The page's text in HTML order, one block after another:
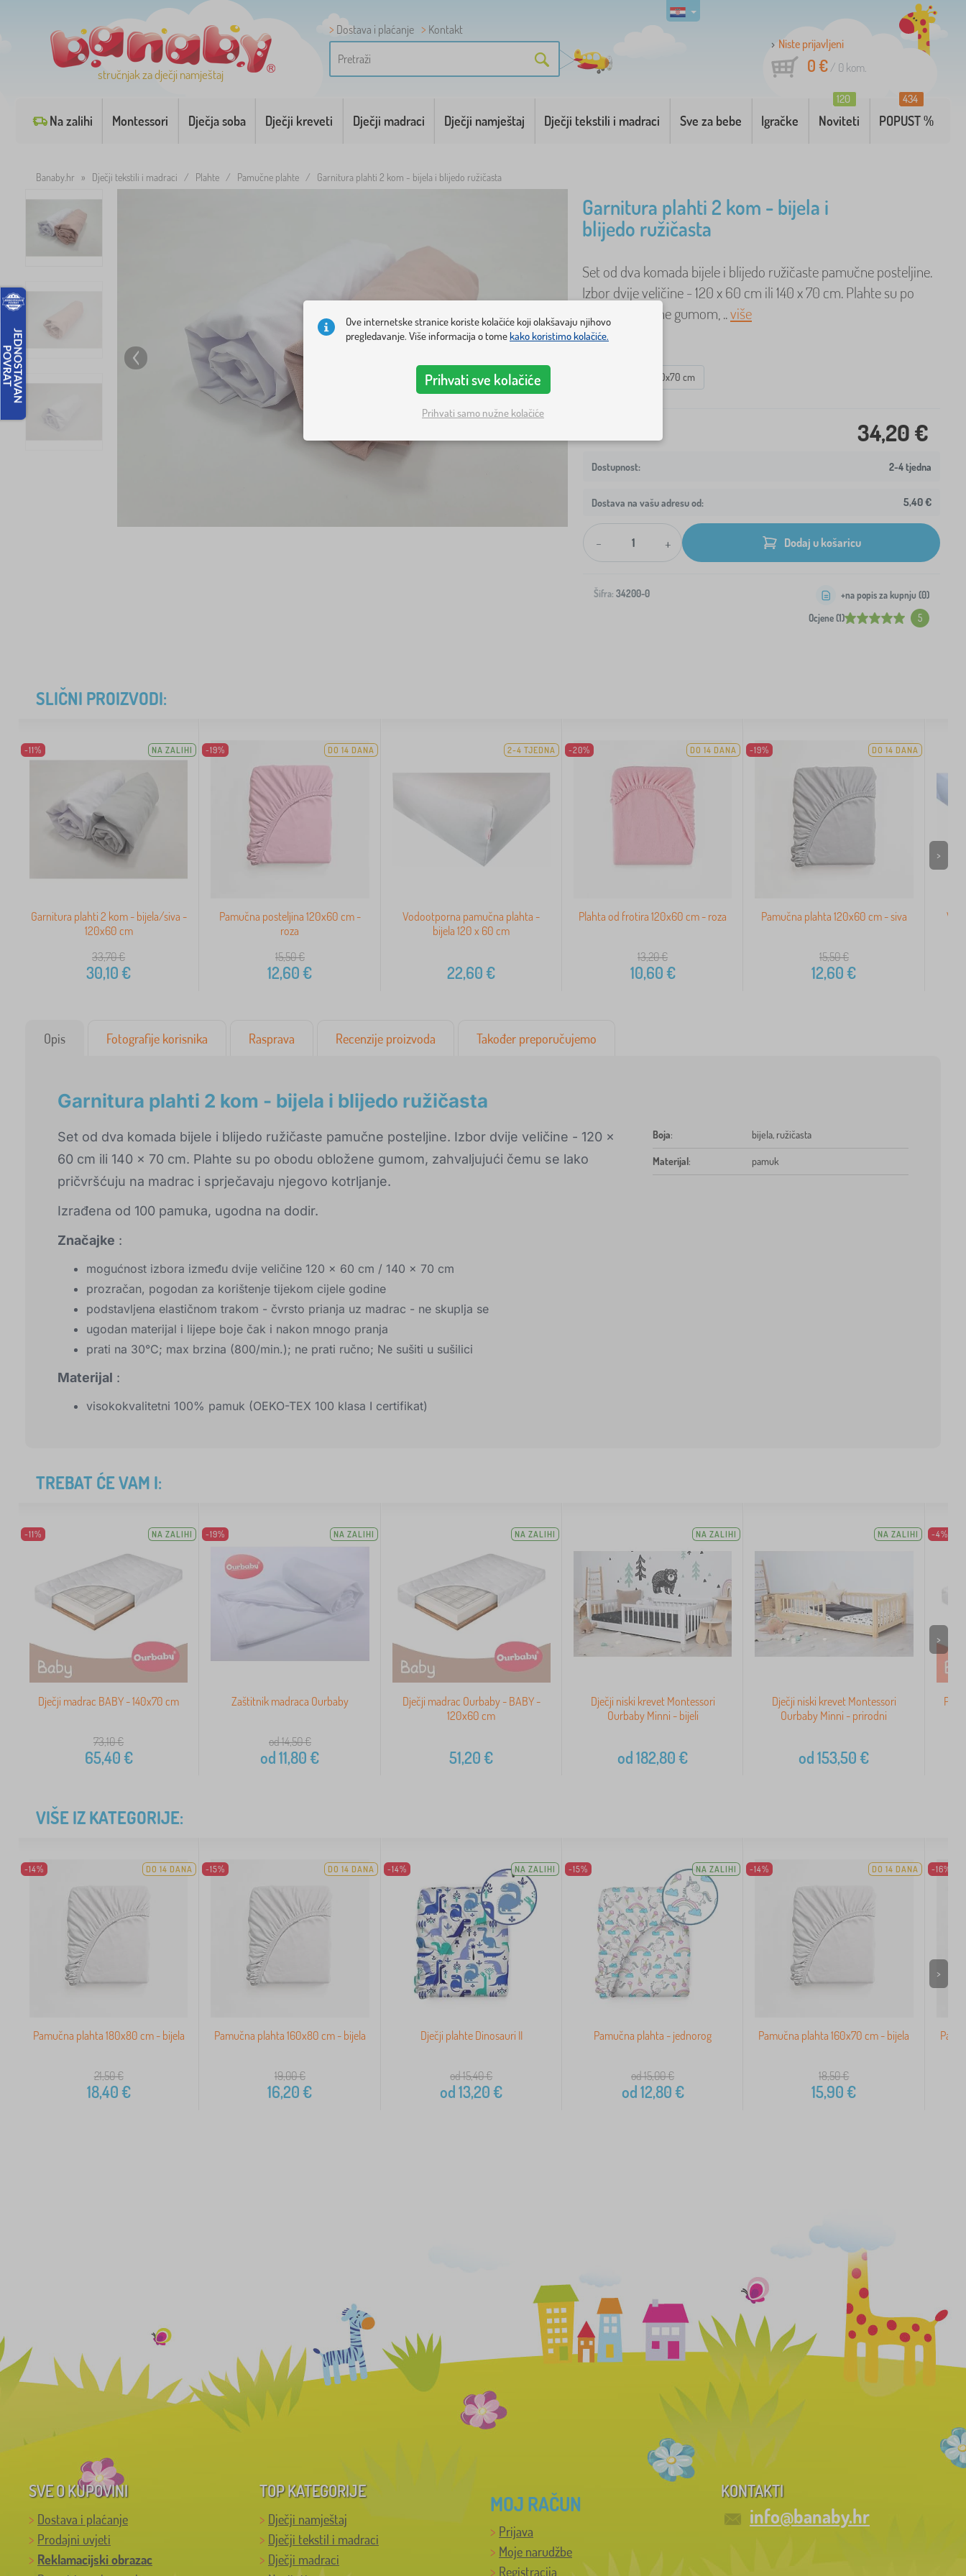
stručnjak za dječji namještaj
Dostava i plaćanje
Kontakt
Niste prijavljeni
0 €/ 0 kom.
Na zalihi Montessori Dječja soba Dječji kreveti Dječji madraci Dječji namještaj Dječji tekstili i madraci Sve za bebe Igračke Noviteti
120
POPUST %
434
Banaby.hr » Dječji tekstili i madraci / Plahte / Pamučne plahte / Garnitura plahti 2 kom - bijela i blijedo ružičasta
Garnitura plahti 2 kom - bijela i
blijedo ružičasta
Set od dva komada bijele i blijedo ružičaste pamučne posteljine.
Izbor dvije veličine - 120 x 60 cm ili 140 x 70 cm. Plahte su po
obodu obložene gumom, ..više
140x70 cm
34,20 €
2-4 tjedna
Dostava na vašu adresu od: 5,40 €
- + Dodaj u košaricu
Šifra: 34200-0
Ocjene (1) 5
+na popis za kupnju (0)
SLIČNI PROIZVODI:
-11% NA ZALIHI
Garnitura plahti 2 kom - bijela/siva -
120x60 cm
33,70€
30,10€
-19% DO 14 DANA
Pamučna posteljina 120x60 cm -
roza
15,50€
12,60€
2-4 TJEDNA
Vodootporna pamučna plahta -
bijela 120 x 60 cm
22,60€
-20% DO 14 DANA
Plahta od frotira 120x60 cm - roza
13,20€
10,60€
-19% DO 14 DANA
Pamučna plahta 120x60 cm - siva
15,50€
12,60€
>
Opis Fotografije korisnika Rasprava Recenzije proizvoda Također preporučujemo
Garnitura plahti 2 kom - bijela i blijedo ružičasta
Set od dva komada bijele i blijedo ružičaste pamučne posteljine. Izbor dvije veličine - 120 x
60 cm ili 140 x 70 cm. Plahte su po obodu obložene gumom, zahvaljujući čemu se lako
pričvršćuju na madrac i sprječavaju njegovo kotrljanje.
Izrađena od 100 pamuka, ugodna na dodir.
Značajke :
mogućnost izbora između dvije veličine 120 x 60 cm / 140 x 70 cm
prozračan, pogodan za korištenje tijekom cijele godine
podstavljena elastičnom trakom - čvrsto prianja uz madrac - ne skuplja se
ugodan materijal i lijepe boje čak i nakon mnogo pranja
prati na 30°C; max brzina (800/min.); ne prati ručno; Ne sušiti u sušilici
Materijal :
visokokvalitetni 100% pamuk (OEKO-TEX 100 klasa I certifikat)
Boja: bijela, ružičasta
Materijal: pamuk
TREBAT ĆE VAM I:
-11% NA ZALIHI
Dječji madrac BABY - 140x70 cm
73,10€
65,40€
-19% NA ZALIHI
Zaštitnik madraca Ourbaby
od 14,50€
od11,80€
NA ZALIHI
Dječji madrac Ourbaby - BABY -
120x60 cm
51,20€
NA ZALIHI
Dječji niski krevet Montessori
Ourbaby Minni - bijeli
od182,80€
NA ZALIHI
Dječji niski krevet Montessori
Ourbaby Minni - prirodni
od153,50€
-4%
>
VIŠE IZ KATEGORIJE:
-14% DO 14 DANA
Pamučna plahta 180x80 cm - bijela
21,50€
18,40€
-15% DO 14 DANA
Pamučna plahta 160x80 cm - bijela
19,00€
16,20€
-14% NA ZALIHI
Dječji plahte Dinosauri II
od 15,40€
od13,20€
-15% NA ZALIHI
Pamučna plahta - jednorog
od 15,00€
od12,80€
-14% DO 14 DANA
Pamučna plahta 160x70 cm - bijela
18,50€
15,90€
-16%
>
SVE O KUPOVINI
Dostava i plaćanje
Prodajni uvjeti
Reklamacijski obrazac
TOP KATEGORIJE
Dječji namještaj
Dječji tekstil i madraci
Dječji madraci
MOJ RAČUN
Prijava
Moje narudžbe
Registracija
KONTAKTI
info@banaby.hr
Ove internetske stranice koriste kolačiće koji olakšavaju njihovo
pregledavanje. Više informacija o tomekako koristimo kolačiće.
Prihvati sve kolačiće
Prihvati samo nužne kolačiće